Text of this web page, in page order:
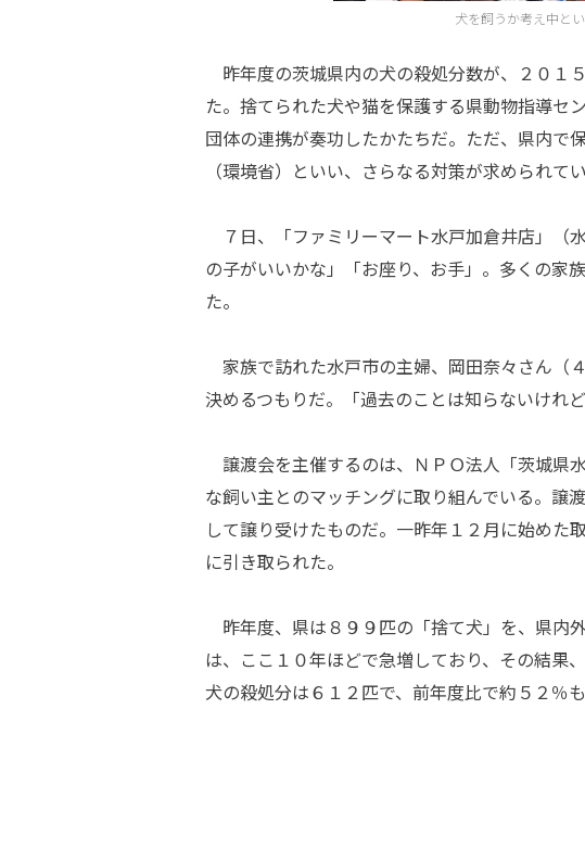
犬を飼うか考え中と
昨年度の茨城県内の犬の殺処分数が、２０１
た。捨てられた犬や猫を保護する県動物指導セ
団体の連携が奏功したかたちだ。ただ、県内で
（環境省）といい、さらなる対策が求められてい
７日、「ファミリーマート水戸加倉井店」（
の子がいいかな」「お座り、お手」。多くの家
た。
家族で訪れた水戸市の主婦、岡田奈々さん（
決めるつもりだ。「過去のことは知らないけれ
譲渡会を主催するのは、ＮＰＯ法人「茨城県
な飼い主とのマッチングに取り組んでいる。譲
して譲り受けたものだ。一昨年１２月に始めた
に引き取られた。
昨年度、県は８９９匹の「捨て犬」を、県内
は、ここ１０年ほどで急増しており、その結果
犬の殺処分は６１２匹で、前年度比で約５２％も